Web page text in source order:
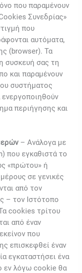
που παραμένουν
Συνεδρίας»
που
αυτόματα,
(browser). Τα
συσκευή σας τη
και παραμένουν
συστήματος
περιήγησης και
– Ανάλογα με
που εγκαθιστά το
«πρώτου» ή
σε γενικές
από τον
– τον Ιστότοπο
cookies τρίτου
από έναν
που
επισκεφθεί έναν
εγκαταστήσει ένα
εν λόγω cookie θα